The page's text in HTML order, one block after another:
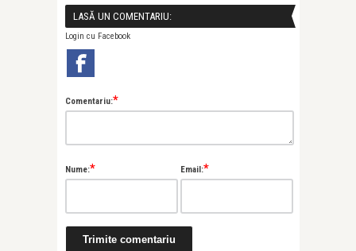
LASĂ UN COMENTARIU:
Login cu Facebook
Comentariu:*
Nume:* Email:*